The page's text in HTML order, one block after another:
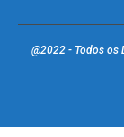
@2022 - Todos os